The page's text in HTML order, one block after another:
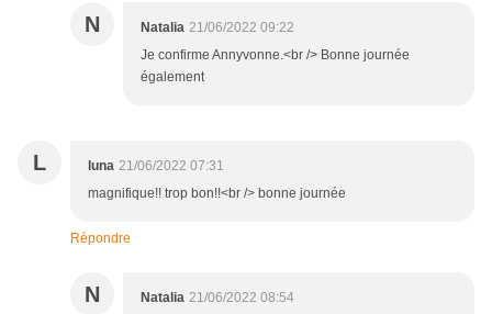
N Natalia 21/06/2022 09:22
Je confirme Annyvonne.<br /> Bonne journée
également
L luna 21/06/2022 07:31
magnifique!! trop bon!!<br /> bonne journée
Répondre
N Natalia 21/06/2022 08:54